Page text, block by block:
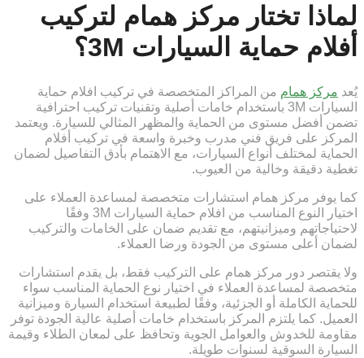
لماذا تختار مركز همام لتركيب
أفلام حماية السيارات 3M؟
يُعد مركز همام من المراكز المتخصصة في تركيب افلام حماية
السيارات 3M باستخدام خامات أصلية وتقنيات تركيب احترافية
تضمن أفضل مستوى من الحماية والمظهر المثالي للسيارة. ويعتمد
المركز على فريق فني مدرب وخبرة واسعة في تركيب أفلام
الحماية لمختلف أنواع السيارات، مع الاهتمام بأدق التفاصيل لضمان
تغطية دقيقة وخالية من العيوب.
كما يوفر مركز همام استشارات متخصصة لمساعدة العملاء على
اختيار النوع المناسب من افلام حماية السيارات 3M وفقًا
لاحتياجاتهم وميزانيتهم، مع تقديم ضمان على الخامات والتركيب
لضمان أعلى مستوى من الجودة ورضا العملاء.
ولا يقتصر دور مركز همام على التركيب فقط، بل يقدم استشارات
متخصصة لمساعدة العملاء في اختيار نوع الحماية المناسب سواء
للحماية الكاملة أو الجزئية، وفقًا لطبيعة استخدام السيارة وميزانية
العميل. كما يلتزم المركز باستخدام خامات أصلية عالية الجودة توفر
مقاومة للخدوش والعوامل الجوية وتحافظ على لمعان الطلاء وقيمة
السيارة السوقية لسنوات طويلة.